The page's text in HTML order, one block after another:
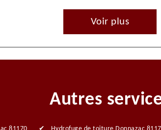
Voir plus
Autres